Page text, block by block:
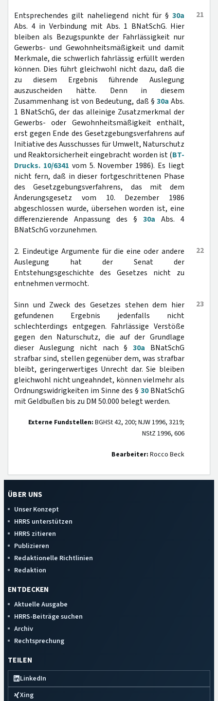
21
Entsprechendes gilt naheliegend nicht für § 30a
Abs. 4 in Verbindung mit Abs. 1 BNatSchG. Hier
bleiben als Bezugspunkte der Fahrlässigkeit nur
Gewerbs- und Gewohnheitsmäßigkeit und damit
Merkmale, die schwerlich fahrlässig erfüllt werden
können. Dies führt gleichwohl nicht dazu, daß die
zu diesem Ergebnis führende Auslegung
auszuscheiden hätte. Denn in diesem
Zusammenhang ist von Bedeutung, daß § 30a Abs.
1 BNatSchG, der das alleinige Zusatzmerkmal der
Gewerbs- oder Gewohnheitsmäßigkeit enthält,
erst gegen Ende des Gesetzgebungsverfahrens auf
Initiative des Ausschusses für Umwelt, Naturschutz
und Reaktorsicherheit eingebracht worden ist (BT-
Drucks. 10/6341 vom 5. November 1986). Es liegt
nicht fern, daß in dieser fortgeschrittenen Phase
des Gesetzgebungsverfahrens, das mit dem
Änderungsgesetz vom 10. Dezember 1986
abgeschlossen wurde, übersehen worden ist, eine
differenzierende Anpassung des § 30a Abs. 4
BNatSchG vorzunehmen.
22
2. Eindeutige Argumente für die eine oder andere
Auslegung hat der Senat der
Entstehungsgeschichte des Gesetzes nicht zu
entnehmen vermocht.
23
Sinn und Zweck des Gesetzes stehen dem hier
gefundenen Ergebnis jedenfalls nicht
schlechterdings entgegen. Fahrlässige Verstöße
gegen den Naturschutz, die auf der Grundlage
dieser Auslegung nicht nach §30a BNatSchG
strafbar sind, stellen gegenüber dem, was strafbar
bleibt, geringerwertiges Unrecht dar. Sie bleiben
gleichwohl nicht ungeahndet, können vielmehr als
Ordnungswidrigkeiten im Sinne des § 30BNatSchG
mit Geldbußen bis zu DM 50.000 belegt werden.
Externe Fundstellen: BGHSt 42, 200; NJW 1996, 3219;
NStZ 1996, 606
Bearbeiter: Rocco Beck
ÜBER UNS
Unser Konzept
HRRS unterstützen
HRRS zitieren
Publizieren
Redaktionelle Richtlinien
Redaktion
ENTDECKEN
Aktuelle Ausgabe
HRRS-Beiträge suchen
Archiv
Rechtsprechung
TEILEN
LinkedIn
Xing